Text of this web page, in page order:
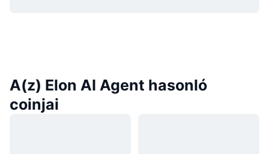
A(z) Elon AI Agent hasonló
coinjai